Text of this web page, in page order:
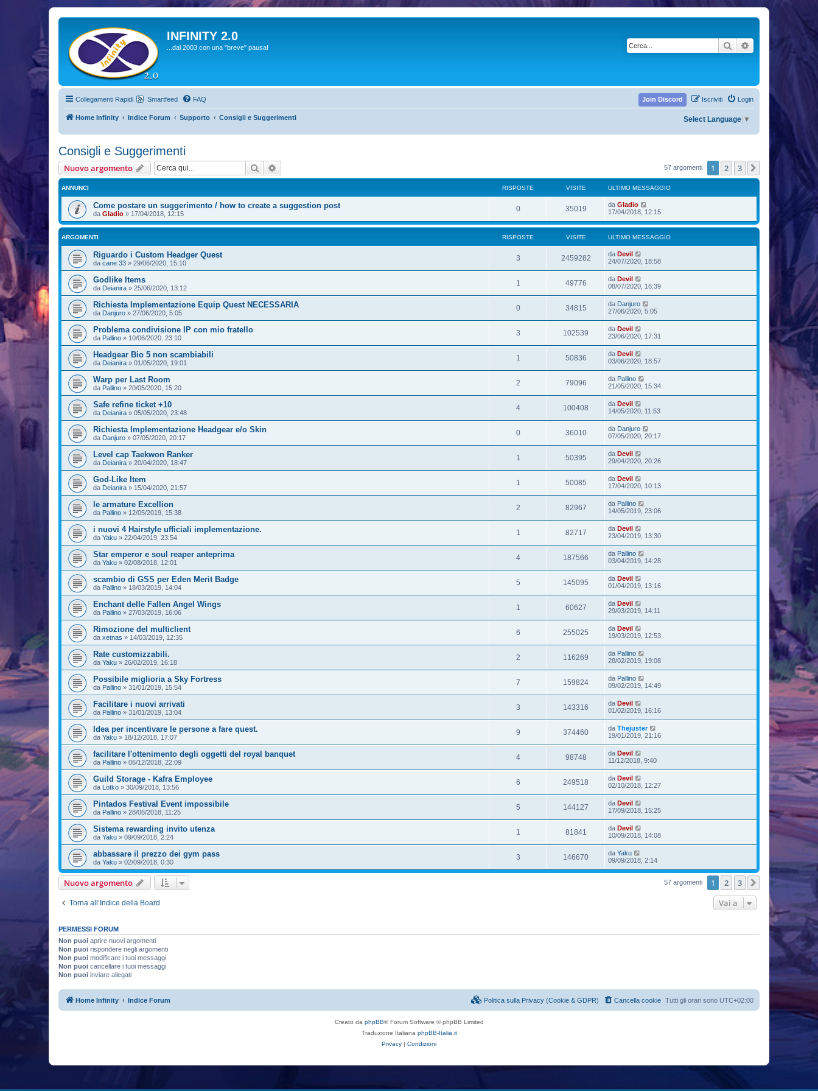
INFINITY 2.0
...dal 2003 con una "breve" pausa! Cerca Ricerca avanzata
Collegamenti Rapidi Smartfeed FAQ Login
Iscriviti
Join Discord
Home Infinity Indice Forum Supporto Consigli e Suggerimenti Select Language ▼
Consigli e Suggerimenti
Nuovo argomento Cerca 57 argomenti 1 2 3
ANNUNCI RISPOSTE VISITE ULTIMO MESSAGGIO
Come postare un suggerimento / how to create a suggestion post
da Gladio » 17/04/2018, 12:15
0 35019 da Gladio
17/04/2018, 12:15
ARGOMENTI RISPOSTE VISITE ULTIMO MESSAGGIO
Riguardo i Custom Headger Quest
da cane 33 » 29/06/2020, 15:10
3 2459282 da Devil
24/07/2020, 18:58
Godlike Items
da Deianira » 25/06/2020, 13:12
1 49776 da Devil
08/07/2020, 16:39
Richiesta Implementazione Equip Quest NECESSARIA
da Danjuro » 27/06/2020, 5:05
0 34815 da Danjuro
27/06/2020, 5:05
Problema condivisione IP con mio fratello
da Pallino » 10/06/2020, 23:10
3 102539 da Devil
23/06/2020, 17:31
Headgear Bio 5 non scambiabili
da Deianira » 01/05/2020, 19:01
1 50836 da Devil
03/06/2020, 18:57
Warp per Last Room
da Pallino » 20/05/2020, 15:20
2 79096 da Pallino
21/05/2020, 15:34
Safe refine ticket +10
da Deianira » 05/05/2020, 23:48
4 100408 da Devil
14/05/2020, 11:53
Richiesta Implementazione Headgear e/o Skin
da Danjuro » 07/05/2020, 20:17
0 36010 da Danjuro
07/05/2020, 20:17
Level cap Taekwon Ranker
da Deianira » 20/04/2020, 18:47
1 50395 da Devil
29/04/2020, 20:26
God-Like Item
da Deianira » 15/04/2020, 21:57
1 50085 da Devil
17/04/2020, 10:13
le armature Excellion
da Pallino » 12/05/2019, 15:38
2 82967 da Pallino
14/05/2019, 23:06
i nuovi 4 Hairstyle ufficiali implementazione.
da Yaku » 22/04/2019, 23:54
1 82717 da Devil
23/04/2019, 13:30
Star emperor e soul reaper anteprima
da Yaku » 02/08/2018, 12:01
4 187566 da Pallino
03/04/2019, 14:28
scambio di GSS per Eden Merit Badge
da Pallino » 18/03/2019, 14:04
5 145095 da Devil
01/04/2019, 13:16
Enchant delle Fallen Angel Wings
da Pallino » 27/03/2019, 16:06
1 60627 da Devil
29/03/2019, 14:11
Rimozione del multiclient
da xetnas » 14/03/2019, 12:35
6 255025 da Devil
19/03/2019, 12:53
Rate customizzabili.
da Yaku » 26/02/2019, 16:18
2 116269 da Pallino
28/02/2019, 19:08
Possibile miglioria a Sky Fortress
da Pallino » 31/01/2019, 15:54
7 159824 da Pallino
09/02/2019, 14:49
Facilitare i nuovi arrivati
da Pallino » 31/01/2019, 13:04
3 143316 da Devil
01/02/2019, 16:16
Idea per incentivare le persone a fare quest.
da Yaku » 18/12/2018, 17:07
9 374460 da Thejuster
19/01/2019, 21:16
facilitare l'ottenimento degli oggetti del royal banquet
da Pallino » 06/12/2018, 22:09
4 98748 da Devil
11/12/2018, 9:40
Guild Storage - Kafra Employee
da Lotko » 30/09/2018, 13:56
6 249518 da Devil
02/10/2018, 12:27
Pintados Festival Event impossibile
da Pallino » 28/06/2018, 11:25
5 144127 da Devil
17/09/2018, 15:25
Sistema rewarding invito utenza
da Yaku » 09/09/2018, 2:24
1 81841 da Devil
10/09/2018, 14:08
abbassare il prezzo dei gym pass
da Yaku » 02/09/2018, 0:30
3 146670 da Yaku
09/09/2018, 2:14
Nuovo argomento 57 argomenti 1 2 3 Prossimo
Torna all’Indice della Board Vai a
PERMESSI FORUM
Non puoi aprire nuovi argomenti
Non puoi rispondere negli argomenti
Non puoi modificare i tuoi messaggi
Non puoi cancellare i tuoi messaggi
Non puoi inviare allegati
Home Infinity Indice Forum Tutti gli orari sono UTC+02:00
Cancella cookie
Politica sulla Privacy (Cookie & GDPR)
Creato da phpBB® Forum Software © phpBB Limited
Traduzione Italiana phpBB-Italia.it
Privacy | Condizioni